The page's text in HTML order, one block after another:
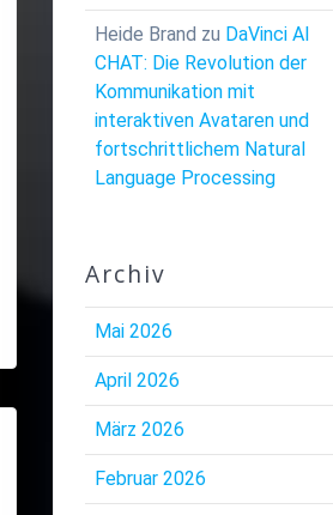
Heide Brand zu DaVinci AI
CHAT: Die Revolution der
Kommunikation mit
interaktiven Avataren und
fortschrittlichem Natural
Language Processing
Archiv
Mai 2026
April 2026
März 2026
Februar 2026